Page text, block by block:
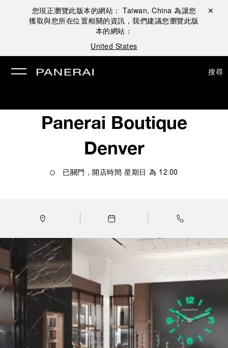
您現正瀏覽此版本的網站： Taiwan, China 為讓您
獲取與您所在位置相關的資訊，我們建議您瀏覽此版
本的網站：
United States
關閉 ✕
搜尋
Panerai Boutique
Denver
已關門，開店時間 星期日 為 12:00